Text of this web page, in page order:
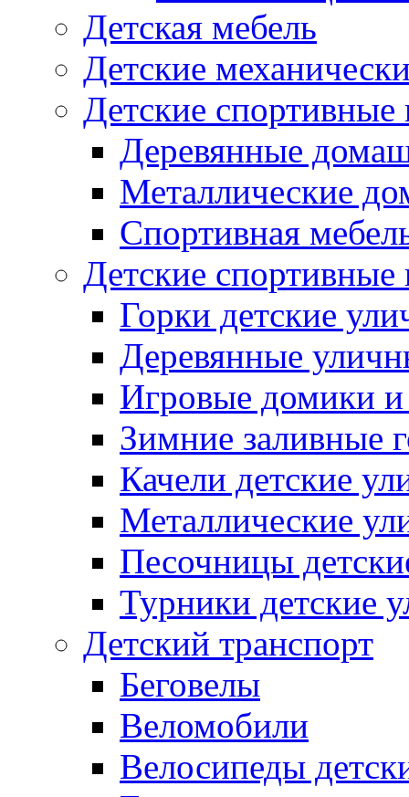
Детская мебель
Детские
Детские
Деревянные
Металлические
Спортивная
Детские
Горки детские
Деревянные
Игровые домики и
Зимние заливные
Качели детские
Металлические
Песочницы
Турники детские
Детский транспорт
Беговелы
Веломобили
Велосипеды